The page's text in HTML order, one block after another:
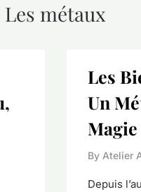
Les métaux
Les
Un
Magie
By Atelier
Depuis